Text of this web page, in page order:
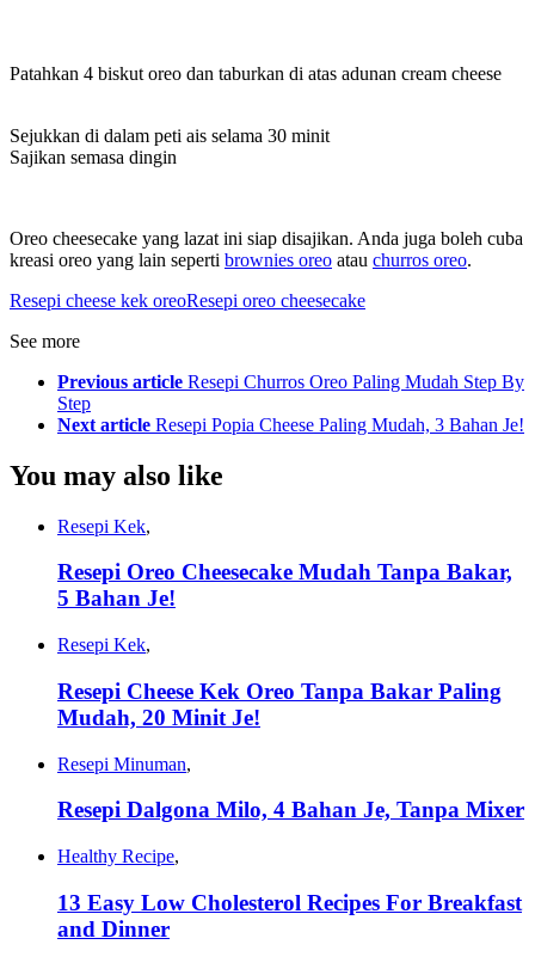
Patahkan 4 biskut oreo dan taburkan di atas adunan cream cheese
Sejukkan di dalam peti ais selama 30 minit
Sajikan semasa dingin
Oreo cheesecake yang lazat ini siap disajikan. Anda juga boleh cuba
kreasi oreo yang lain seperti brownies oreo atau churros oreo.
Resepi cheese kek oreoResepi oreo cheesecake
See more
Previous article Resepi Churros Oreo Paling Mudah Step By
Step
Next article Resepi Popia Cheese Paling Mudah, 3 Bahan Je!
You may also like
Resepi Kek,
Resepi Oreo Cheesecake Mudah Tanpa Bakar,
5 Bahan Je!
Resepi Kek,
Resepi Cheese Kek Oreo Tanpa Bakar Paling
Mudah, 20 Minit Je!
Resepi Minuman,
Resepi Dalgona Milo, 4 Bahan Je, Tanpa Mixer
Healthy Recipe,
13 Easy Low Cholesterol Recipes For Breakfast
and Dinner